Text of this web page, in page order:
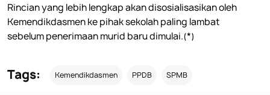
Rincian yang lebih lengkap akan disosialisasikan oleh
Kemendikdasmen ke pihak sekolah paling lambat
sebelum penerimaan murid baru dimulai.(*)
Tags: Kemendikdasmen PPDB SPMB